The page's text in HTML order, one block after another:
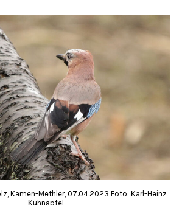
Kamen-Methler, 07.04.2023 Foto: Karl-Heinz
Kühnapfel